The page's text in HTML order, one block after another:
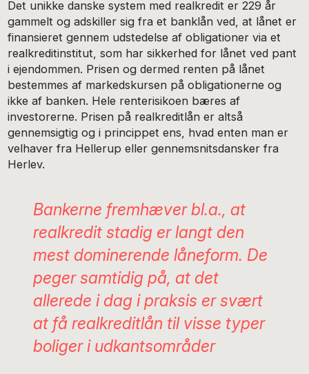
Det unikke danske system med realkredit er 229 år
gammelt og adskiller sig fra et banklån ved, at lånet er
finansieret gennem udstedelse af obligationer via et
realkreditinstitut, som har sikkerhed for lånet ved pant
i ejendommen. Prisen og dermed renten på lånet
bestemmes af markedskursen på obligationerne og
ikke af banken. Hele renterisikoen bæres af
investorerne. Prisen på realkreditlån er altså
gennemsigtig og i princippet ens, hvad enten man er
velhaver fra Hellerup eller gennemsnitsdansker fra
Herlev.
Bankerne fremhæver bl.a., at
realkredit stadig er langt den
mest dominerende låneform. De
peger samtidig på, at det
allerede i dag i praksis er svært
at få realkreditlån til visse typer
boliger i udkantsområder